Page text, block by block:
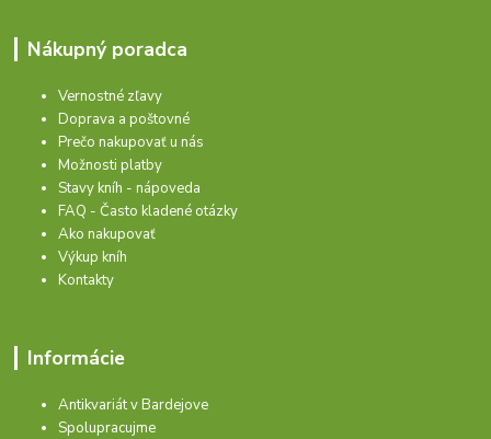
Nákupný poradca
Vernostné zľavy
Doprava a poštovné
Prečo nakupovať u nás
Možnosti platby
Stavy kníh - nápoveda
FAQ - Často kladené otázky
Ako nakupovať
Výkup kníh
Kontakty
Informácie
Antikvariát v Bardejove
Spolupracujme